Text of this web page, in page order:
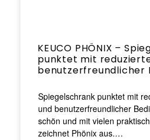
KEUCO PHÖNIX –
punktet mit
benutzerfreundlicher
Spiegelschrank punktet mit
und benutzerfreundlicher
schön und mit vielen
zeichnet Phönix aus.…